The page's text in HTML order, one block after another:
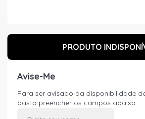
PRODUTO
Avise-Me
Para ser avisado da disponibilidade
basta preencher os campos abaixo.